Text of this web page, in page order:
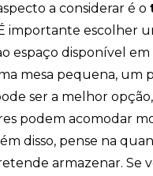
a considerar é o
importante escolher
espaço disponível em
mesa pequena, um
ser a melhor
podem acomodar
disso, pense na
armazenar. Se